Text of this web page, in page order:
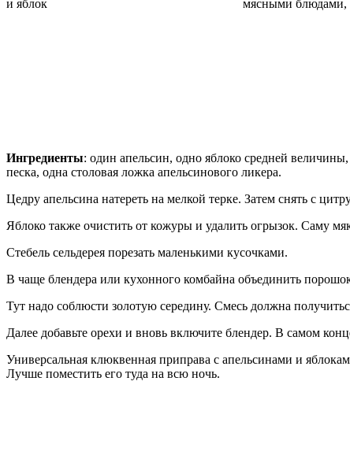
мясными блюдами,
Ингредиенты: один апельсин, одно яблоко средней
песка, одна столовая ложка апельсинового ликера.
Цедру апельсина натереть на мелкой терке. Затем снять с
Яблоко также очистить от кожуры и удалить огрызок. Саму
Стебель сельдерея порезать маленькими кусочками.
В чаще блендера или кухонного комбайна объединить
Тут надо соблюсти золотую середину. Смесь должна
Далее добавьте орехи и вновь включите блендер. В самом
Универсальная клюквенная приправа с апельсинами и
Лучше поместить его туда на всю ночь.